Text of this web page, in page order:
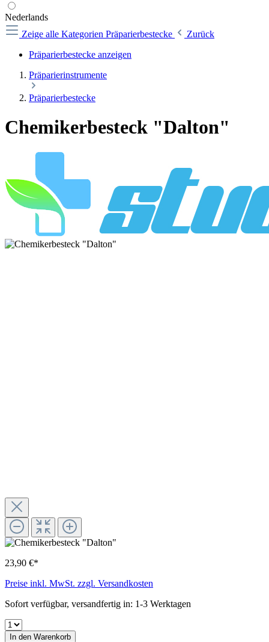
Nederlands
Zeige alle Kategorien Präparierbestecke
Zurück
Präparierbestecke anzeigen
Präparierinstrumente
Präparierbestecke
Chemikerbesteck "Dalton"
23,90 €*
Preise inkl. MwSt. zzgl. Versandkosten
Sofort verfügbar, versandfertig in: 1-3 Werktagen
In den Warenkorb